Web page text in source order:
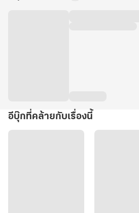
อีบุ๊กที่คล้ายกับเรื่องนี้